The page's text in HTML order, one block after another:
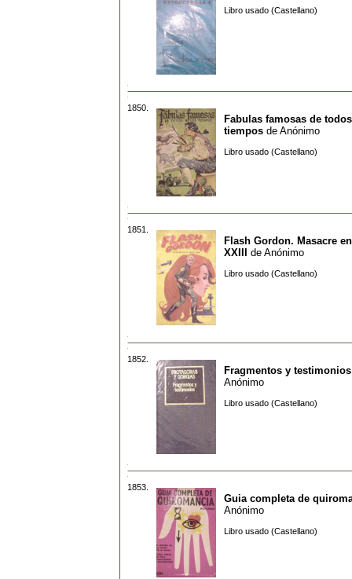
Libro usado (Castellano)
1850.
Fabulas famosas de
tiempos de Anónimo
Libro usado (Castellano)
1851.
Flash Gordon. Masacre
XXIII
de Anónimo
Libro usado (Castellano)
1852.
Fragmentos y testimonios
Anónimo
Libro usado (Castellano)
1853.
Guia completa de
Anónimo
Libro usado (Castellano)